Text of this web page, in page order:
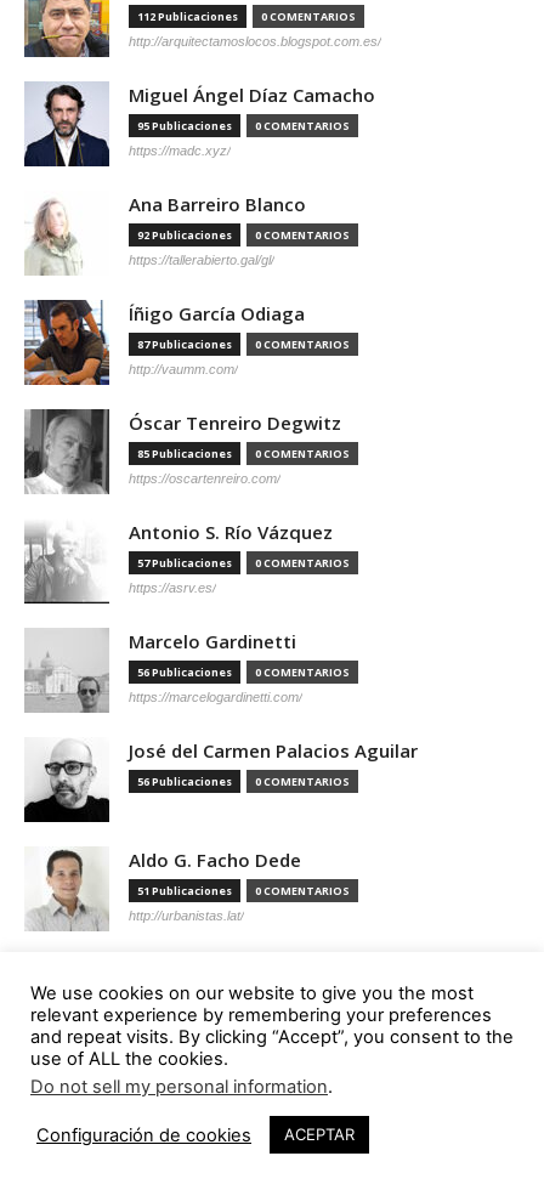
112 Publicaciones 0 COMENTARIOS
http://arquitectamoslocos.blogspot.com.es/
Miguel Ángel Díaz Camacho
95 Publicaciones 0 COMENTARIOS
https://madc.xyz/
Ana Barreiro Blanco
92 Publicaciones 0 COMENTARIOS
https://tallerabierto.gal/gl/
Íñigo García Odiaga
87 Publicaciones 0 COMENTARIOS
http://vaumm.com/
Óscar Tenreiro Degwitz
85 Publicaciones 0 COMENTARIOS
https://oscartenreiro.com/
Antonio S. Río Vázquez
57 Publicaciones 0 COMENTARIOS
https://asrv.es/
Marcelo Gardinetti
56 Publicaciones 0 COMENTARIOS
https://marcelogardinetti.com/
José del Carmen Palacios Aguilar
56 Publicaciones 0 COMENTARIOS
Aldo G. Facho Dede
51 Publicaciones 0 COMENTARIOS
http://urbanistas.lat/
46 Publicaciones 0 COMENTARIOS
http://www.hand-architecture.com/
Suscripción
We use cookies on our website to give you the most
relevant experience by remembering your preferences
and repeat visits. By clicking “Accept”, you consent to the
use of ALL the cookies.
Do not sell my personal information.
Configuración de cookies ACEPTAR